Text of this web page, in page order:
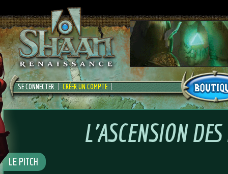
SE CONNECTER CRÉER UN COMPTE
L'ASCENSION
LE PITCH